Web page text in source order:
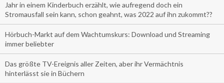
Jahr in einem Kinderbuch erzählt, wie aufregend doch ein
Stromausfall sein kann, schon geahnt, was 2022 auf ihn zukommt??
Hörbuch-Markt auf dem Wachtumskurs: Download und Streaming
immer beliebter
Das größte TV-Ereignis aller Zeiten, aber ihr Vermächtnis
hinterlässt sie in Büchern